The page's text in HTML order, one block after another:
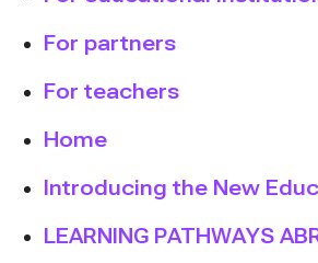
For partners
For teachers
Home
Introducing the New
LEARNING PATHWAYS